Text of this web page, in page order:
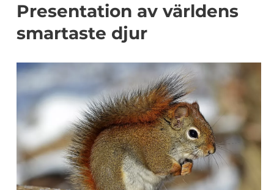
Presentation av världens
smartaste djur